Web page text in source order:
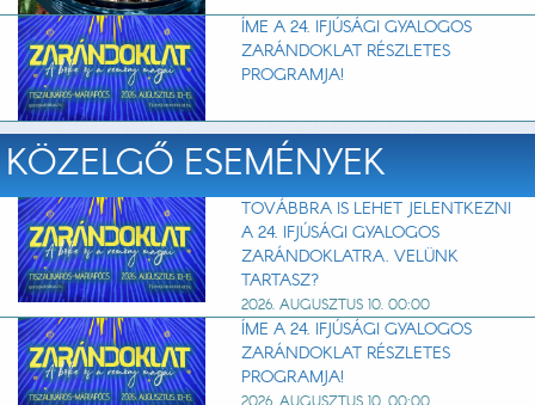
ÍME A 24. IFJÚSÁGI GYALOGOS
ZARÁNDOKLAT RÉSZLETES
PROGRAMJA!
KÖZELGŐ ESEMÉNYEK
TOVÁBBRA IS LEHET JELENTKEZNI
A 24. IFJÚSÁGI GYALOGOS
ZARÁNDOKLATRA. VELÜNK
TARTASZ?
2026. AUGUSZTUS 10. 00:00
ÍME A 24. IFJÚSÁGI GYALOGOS
ZARÁNDOKLAT RÉSZLETES
PROGRAMJA!